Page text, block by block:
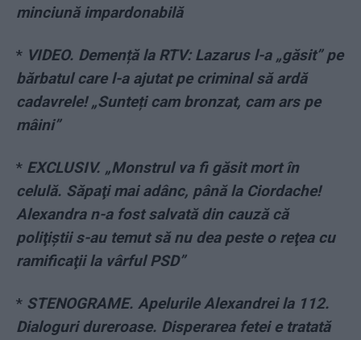
minciună impardonabilă
* VIDEO. Demență la RTV: Lazarus l-a „găsit” pe
bărbatul care l-a ajutat pe criminal să ardă
cadavrele! „Sunteți cam bronzat, cam ars pe
mâini”
* EXCLUSIV. „Monstrul va fi găsit mort în
celulă. Săpaţi mai adânc, până la Ciordache!
Alexandra n-a fost salvată din cauză că
poliţiştii s-au temut să nu dea peste o reţea cu
ramificaţii la vârful PSD”
* STENOGRAME. Apelurile Alexandrei la 112.
Dialoguri dureroase. Disperarea fetei e tratată